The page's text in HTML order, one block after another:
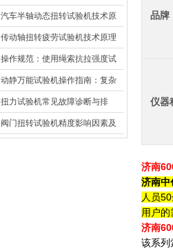
配与质控应用探析
汽车半轴动态扭转试验机技术原
理与行业应用
传动轴扭转疲劳试验机技术原理
与行业应用
操作规范：使用绳索抗拉强度试
验机的完整测试步骤
动静万能试验机操作指南：复杂
动态测试的标准化流程
扭力试验机常见故障诊断与排
除：从传感器信号异常到机械传
阀门扭转试验机精度影响因素及
品牌
仪器
济南
济南中
人员
用户
济南
该系列